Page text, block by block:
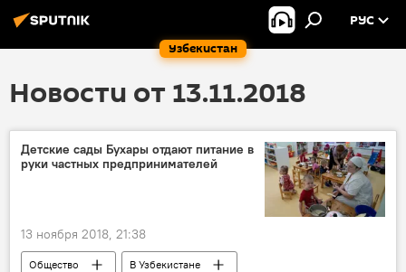
Узбекистан
РУС
Новости от 13.11.2018
Детские сады Бухары отдают питание в
руки частных предпринимателей
13 ноября 2018, 21:38
Общество В Узбекистане